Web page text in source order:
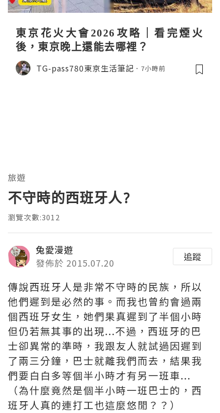
東京花火大會2026攻略｜看完煙火
後，東京晚上還能去哪裡？
TG-pass780東京生活筆記 7小時前
旅遊
不守時的西班牙人?
瀏覽次數:3012
兔愛漫遊
發佈於 2015.07.20
追蹤
傳說西班牙人是非常不守時的民族，所以
他們遲到是必然的事。而我也曾約會過兩
個西班牙女生，她們果真遲到了半個小時
但仍若無其事的出現...不過，西班牙的巴
士卻異常的準時，我跟友人就試過因遲到
了兩三分鐘，巴士就離我們而去，結果我
們要白白多等個半小時才有另一班車...
（為什麼竟然是個半小時一班巴士的，西
班牙人真的連打工也這麼悠閒？？）